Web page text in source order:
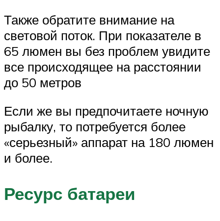
Также обратите внимание на
световой поток. При показателе в
65 люмен вы без проблем увидите
все происходящее на расстоянии
до 50 метров
Если же вы предпочитаете ночную
рыбалку, то потребуется более
«серьезный» аппарат на 180 люмен
и более.
Ресурс батареи